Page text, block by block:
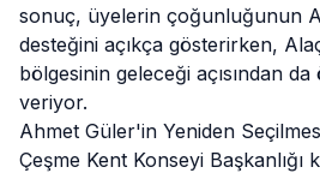
sonuç, üyelerin çoğunluğunun
desteğini açıkça gösterirken,
bölgesinin geleceği açısından
veriyor.
Ahmet Güler'in Yeniden
Çeşme Kent Konseyi